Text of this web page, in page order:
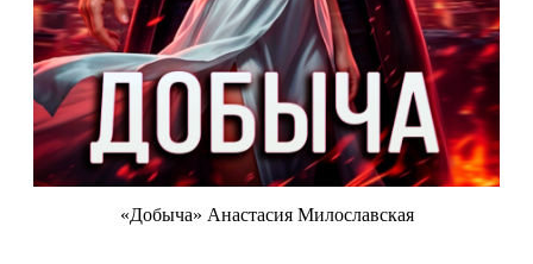
«Добыча» Анастасия Милославская